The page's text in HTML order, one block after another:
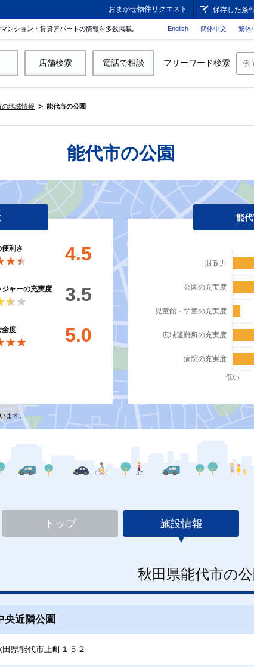
おまかせ物件リクエスト 保存した条
ンション・賃貸アパートの情報を多数掲載。 English 簡体中文 繁体
店舗検索 電話で相談 フリーワード検索
の地域情報 能代市の公園
能代市の公園
利さ 4.5
ジャーの充実度 3.5
全度 5.0
能
病院の充実度
広域避難所の充実度
児童館・学童の充実度
公園の充実度
財政力
低い
ます。
トップ 施設情報
秋田県能代市の
央近隣公園
田県能代市上町１５２